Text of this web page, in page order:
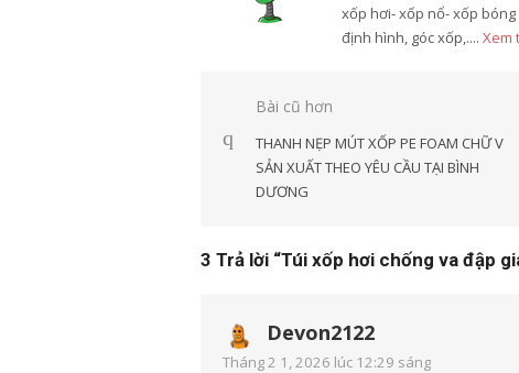
xốp hơi- xốp nổ- xốp
định hình, góc xốp,.... Xem
Điều
hướng
viết
Bài cũ hơn
THANH NẸP MÚT XỐP PE FOAM CHỮ V
SẢN XUẤT THEO YÊU CẦU TẠI BÌNH
DƯƠNG
3 Trả lời “Túi xốp hơi chống va đập
Devon2122
Tháng 2 1, 2026 lúc 12:29 sáng